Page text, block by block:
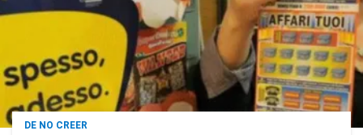
DE NO CREER